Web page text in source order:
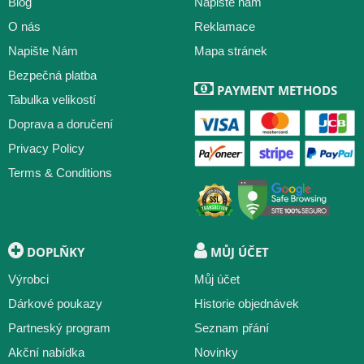
Fotbalové Dresy Johnny Fotbalové Dresy Koke
Fotbalové Dresy Le Normand Fotbalové Dresy Lemar
Fotbalové Dresy Lenglet
Fotbalové Dresy M. Llorenete
Fotbalové Dresy Marc Pubill Fotbalové Dresy Molina
Fotbalové Dresy Nico Fotbalové Dresy R. De Paul
Fotbalové Dresy Reinildo
Fotbalové Dresy Ruggeri
Fotbalové Dresy Sorloth Fotbalové Dresy Suárez
Fotbalové Dresy Torres Fotbalové Dresy Witsel
O nás
Napište Nám
Bezpečná platba
Tabulka velikostí
Doprava a doručení
Privacy Policy
Terms & Conditions
Reklamace
Mapa stránek
PAYMENT METHODS
DOPLŇKY
Výrobci
Dárkové poukazy
Partneský program
Akční nabídka
MŮJ ÚČET
Můj účet
Historie objednávek
Seznam přání
Novinky